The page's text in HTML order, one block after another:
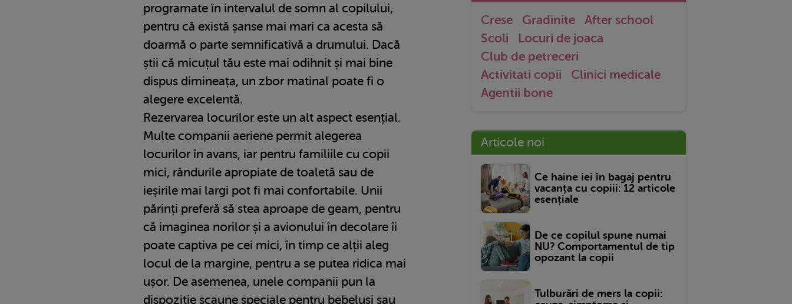
programate în intervalul de somn al copilului,
pentru că există șanse mai mari ca acesta să
doarmă o parte semnificativă a drumului. Dacă
știi că micuțul tău este mai odihnit și mai bine
dispus dimineața, un zbor matinal poate fi o
alegere excelentă.
Rezervarea locurilor este un alt aspect esențial.
Multe companii aeriene permit alegerea
locurilor în avans, iar pentru familiile cu copii
mici, rândurile apropiate de toaletă sau de
ieșirile mai largi pot fi mai confortabile. Unii
părinți preferă să stea aproape de geam, pentru
că imaginea norilor și a avionului în decolare îi
poate captiva pe cei mici, în timp ce alții aleg
locul de la margine, pentru a se putea ridica mai
ușor. De asemenea, unele companii pun la
dispoziție scaune speciale pentru bebeluși sau
Crese Gradinite
After school
Scoli
Locuri de joaca
Club de petreceri
Activitati copii
Clinici medicale
Agentii bone
Articole noi
Ce haine iei în bagaj pentru
vacanța cu copiii: 12 articole
esențiale
De ce copilul spune numai
NU? Comportamentul de tip
opozant la copii
Tulburări de mers la copii: